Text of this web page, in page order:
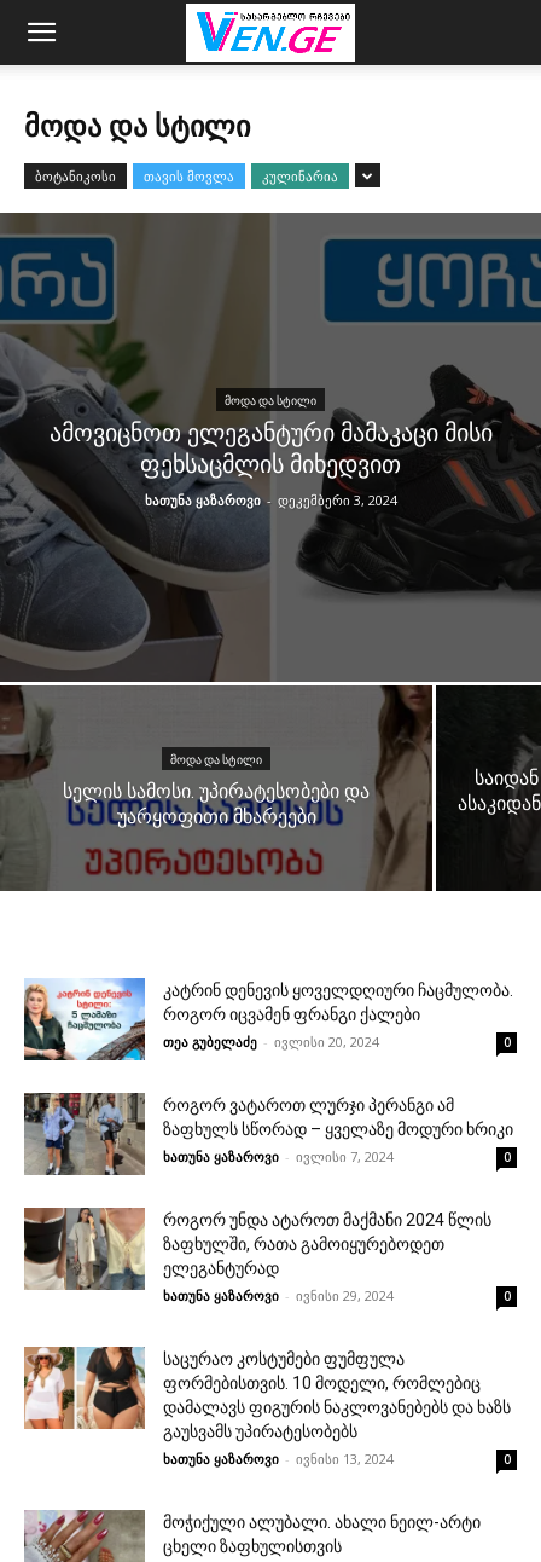
ᲛᲝᲓᲐ ᲓᲐ ᲡᲢᲘᲚᲘ
ბოტანიკოსი თავის მოვლა კულინარია
ᲛᲝᲓᲐ ᲓᲐ ᲡᲢᲘᲚᲘ
ამოვიცნოთ ელეგანტური მამაკაცი მისი
ფეხსაცმლის მიხედვით
ხათუნა ყაზაროვი - დეკემბერი 3, 2024
ᲛᲝᲓᲐ ᲓᲐ ᲡᲢᲘᲚᲘ
სელის სამოსი. უპირატესობები და
უარყოფითი მხარეები
კატრინ დენევის ყოველდღიური ჩაცმულობა.
როგორ იცვამენ ფრანგი ქალები
თეა გუბელაძე - ივლისი 20, 2024 0
როგორ ვატაროთ ლურჯი პერანგი ამ
ზაფხულს სწორად – ყველაზე მოდური ხრიკი
ხათუნა ყაზაროვი - ივლისი 7, 2024 0
როგორ უნდა ატაროთ მაქმანი 2024 წლის
ზაფხულში, რათა გამოიყურებოდეთ
ელეგანტურად
ხათუნა ყაზაროვი - ივნისი 29, 2024 0
საცურაო კოსტუმები ფუმფულა
ფორმებისთვის. 10 მოდელი, რომლებიც
დამალავს ფიგურის ნაკლოვანებებს და ხაზს
გაუსვამს უპირატესობებს
ხათუნა ყაზაროვი - ივნისი 13, 2024 0
მოჭიქული ალუბალი. ახალი ნეილ-არტი
ცხელი ზაფხულისთვის